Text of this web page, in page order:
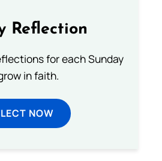
Reflection
for each Sunday
in faith.
NOW